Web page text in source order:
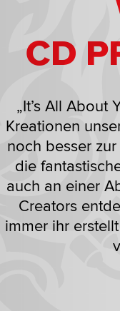
CD
„It’s All About
Kreationen
noch besser
die
auch an einer
Creators
immer ihr